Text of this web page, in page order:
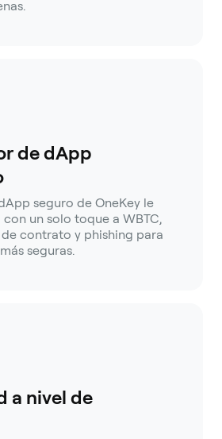
de dApp
seguro de OneKey le
un solo toque a WBTC,
contrato y phishing para
seguras.
a nivel de